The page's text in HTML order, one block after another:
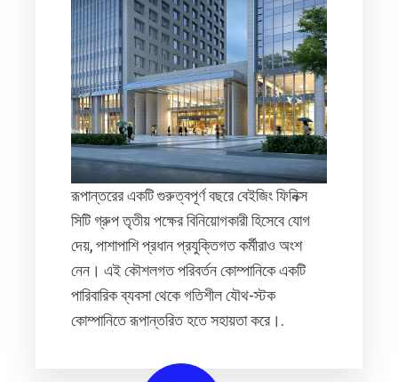
রূপান্তরের একটি গুরুত্বপূর্ণ বছরে বেইজিং ফিনিক্স
সিটি গ্রুপ তৃতীয় পক্ষের বিনিয়োগকারী হিসেবে যোগ
দেয়, পাশাপাশি প্রধান প্রযুক্তিগত কর্মীরাও অংশ
নেন। এই কৌশলগত পরিবর্তন কোম্পানিকে একটি
পারিবারিক ব্যবসা থেকে গতিশীল যৌথ-স্টক
কোম্পানিতে রূপান্তরিত হতে সহায়তা করে।.